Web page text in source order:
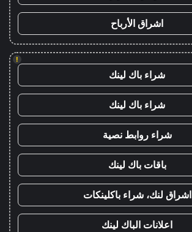
اشراق الأرباح
!
شراء باك لينك
شراء باك لينك
شراء روابط نصية
باقات باك لينك
اشراق لنك، شراء باكلينكات
اعلانات الباك لينك